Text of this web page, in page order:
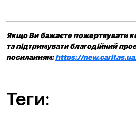
Якщо Ви бажаєте пожертвувати
та підтримувати благодійний
посиланням:https://
Теги: